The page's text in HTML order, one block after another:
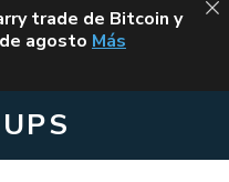
trade de Bitcoin y
agosto VUELVE EL
Más